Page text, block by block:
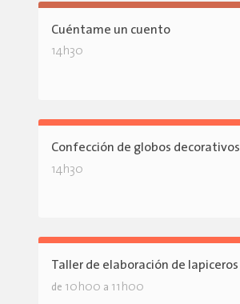
Cuéntame un cuento
14h30
Confección de globos decorativos
14h30
Taller de elaboración de lapiceros
de 10h00 a 11h00